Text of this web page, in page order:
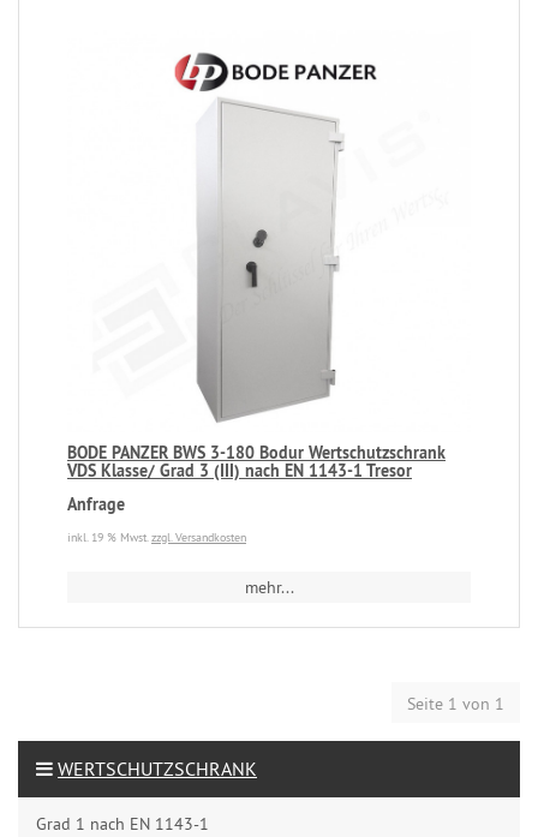
BODE PANZER BWS 3-180 Bodur Wertschutzschrank
VDS Klasse/ Grad 3 (III) nach EN 1143-1 Tresor
Anfrage
inkl. 19 % Mwst.zzgl. Versandkosten
mehr...
Seite 1 von 1
WERTSCHUTZSCHRANK
Grad 1 nach EN 1143-1